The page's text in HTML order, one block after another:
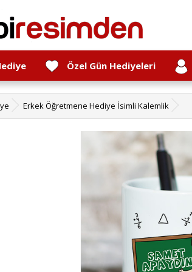
Özel Gün Hediyeleri
Erkek Öğretmene Hediye İsimli Kalemlik